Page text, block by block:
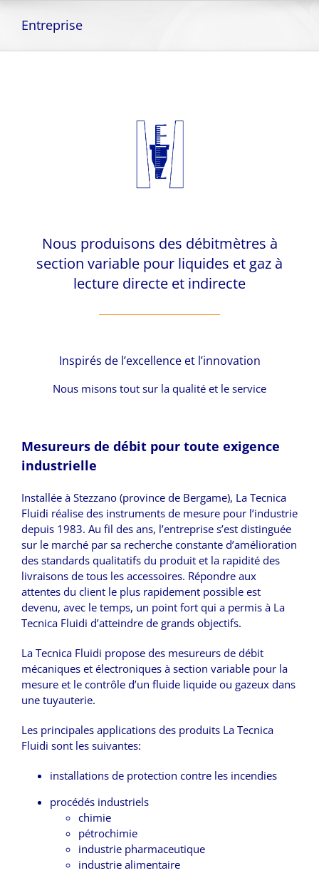
Entreprise
Nous produisons des débitmètres à
section variable pour liquides et gaz à
lecture directe et indirecte
Inspirés de l’excellence et l’innovation
Nous misons tout sur la qualité et le service
Mesureurs de débit pour toute exigence
industrielle
Installée à Stezzano (province de Bergame), La Tecnica
Fluidi réalise des instruments de mesure pour l’industrie
depuis 1983. Au fil des ans, l’entreprise s’est distinguée
sur le marché par sa recherche constante d’amélioration
des standards qualitatifs du produit et la rapidité des
livraisons de tous les accessoires. Répondre aux
attentes du client le plus rapidement possible est
devenu, avec le temps, un point fort qui a permis à La
Tecnica Fluidi d’atteindre de grands objectifs.
La Tecnica Fluidi propose des mesureurs de débit
mécaniques et électroniques à section variable pour la
mesure et le contrôle d’un fluide liquide ou gazeux dans
une tuyauterie.
Les principales applications des produits La Tecnica
Fluidi sont les suivantes:
installations de protection contre les incendies
procédés industriels
chimie
pétrochimie
industrie pharmaceutique
industrie alimentaire